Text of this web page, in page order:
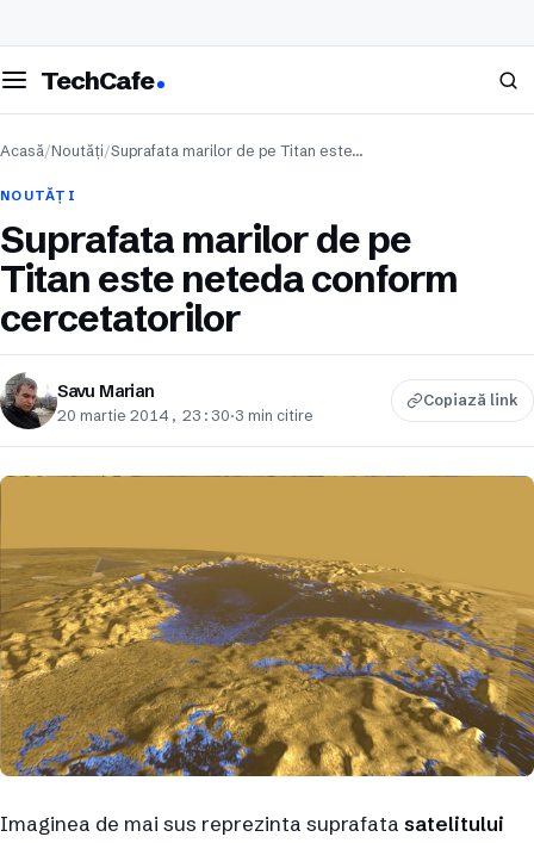
meniul
TechCafe Caută
Acasă/Noutăți/Suprafata marilor de pe Titan este…
NOUTĂȚI
Suprafata marilor de pe
Titan este neteda conform
cercetatorilor
Savu Marian
20 martie 2014, 23:30·3 min citire
Copiază link
Imaginea de mai sus reprezinta suprafata satelitului